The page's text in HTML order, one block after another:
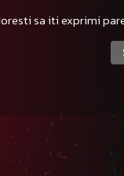
sa iti exprimi